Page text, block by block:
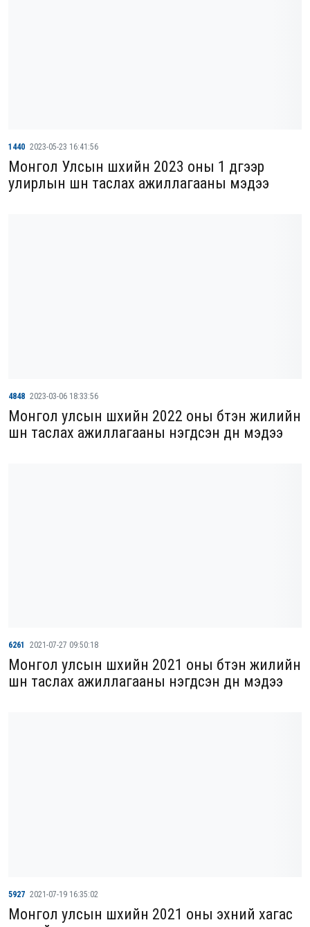
1440 2023-05-23 16:41:56
Монгол Улсын шүүхийн 2023 оны 1 дүгээр
улирлын шүүн таслах ажиллагааны мэдээ
4848 2023-03-06 18:33:56
Монгол улсын шүүхийн 2022 оны бүтэн жилийн
шүүн таслах ажиллагааны нэгдсэн дүн мэдээ
6261 2021-07-27 09:50:18
Монгол улсын шүүхийн 2021 оны бүтэн жилийн
шүүн таслах ажиллагааны нэгдсэн дүн мэдээ
5927 2021-07-19 16:35:02
Монгол улсын шүүхийн 2021 оны эхний хагас